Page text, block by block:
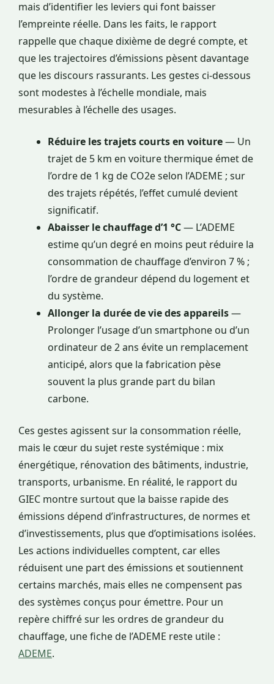
mais d’identifier les leviers qui font baisser
l’empreinte réelle. Dans les faits, le rapport
rappelle que chaque dixième de degré compte, et
que les trajectoires d’émissions pèsent davantage
que les discours rassurants. Les gestes ci-dessous
sont modestes à l’échelle mondiale, mais
mesurables à l’échelle des usages.
Réduire les trajets courts en voiture— Un
trajet de 5 km en voiture thermique émet de
l’ordre de 1 kg de CO2e selon l’ADEME ; sur
des trajets répétés, l’effet cumulé devient
significatif.
Abaisser le chauffage d’1 °C— L’ADEME
estime qu’un degré en moins peut réduire la
consommation de chauffage d’environ 7 % ;
l’ordre de grandeur dépend du logement et
du système.
Allonger la durée de vie des appareils—
Prolonger l’usage d’un smartphone ou d’un
ordinateur de 2 ans évite un remplacement
anticipé, alors que la fabrication pèse
souvent la plus grande part du bilan
carbone.
Ces gestes agissent sur la consommation réelle,
mais le cœur du sujet reste systémique : mix
énergétique, rénovation des bâtiments, industrie,
transports, urbanisme. En réalité, le rapport du
GIEC montre surtout que la baisse rapide des
émissions dépend d’infrastructures, de normes et
d’investissements, plus que d’optimisations isolées.
Les actions individuelles comptent, car elles
réduisent une part des émissions et soutiennent
certains marchés, mais elles ne compensent pas
des systèmes conçus pour émettre. Pour un
repère chiffré sur les ordres de grandeur du
chauffage, une fiche de l’ADEME reste utile :
ADEME.